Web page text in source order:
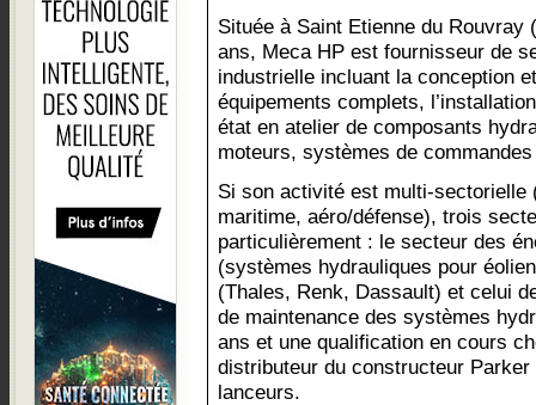
Située à Saint Etienne du Rouvray
ans, Meca HP est fournisseur de
industrielle incluant la conception
équipements complets,
état en atelier de composants
moteurs, systèmes de
Si son activité est multi-sectorielle
maritime, aéro/défense), trois
particulièrement : le secteur des
(systèmes hydrauliques pour
(Thales, Renk, Dassault) et celui
de maintenance des systèmes
ans et une qualification en cours
distributeur du constructeur
lanceurs.